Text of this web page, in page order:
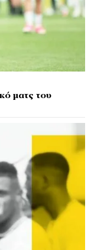
ματς του